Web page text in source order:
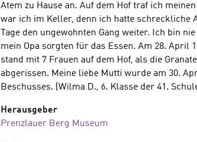
Atem zu Hause an. Auf dem Hof traf ich
war ich im Keller, denn ich hatte schreckliche
Tage den ungewohnten Gang weiter. Ich bin
mein Opa sorgten für das Essen. Am 28. April
stand mit 7 Frauen auf dem Hof, als die
abgerissen. Meine liebe Mutti wurde am 30.
Beschusses. (Wilma D., 6. Klasse der 41.
Herausgeber
Prenzlauer Berg Museum